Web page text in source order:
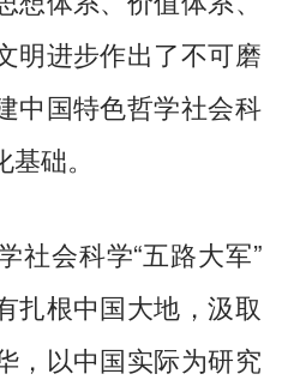
明进步作出了不可磨
中国特色哲学社会科
础。
会科学“五路大军”
扎根中国大地，汲取
，以中国实际为研究